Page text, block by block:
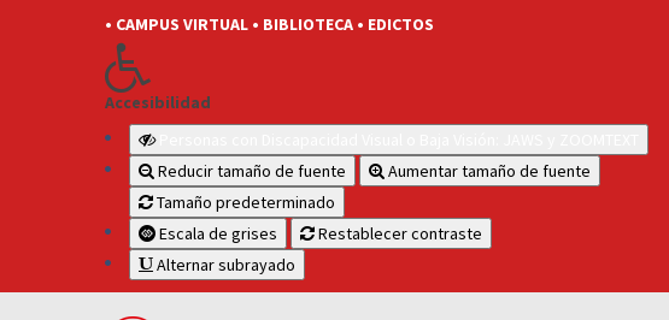
• CAMPUS VIRTUAL • BIBLIOTECA • EDICTOS
Accesibilidad
Reducir tamaño de fuente
Aumentar tamaño de fuente
Tamaño predeterminado
Escala de grises
Restablecer contraste
Alternar subrayado